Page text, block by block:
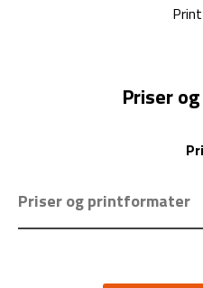
Priser
Priser og printformater